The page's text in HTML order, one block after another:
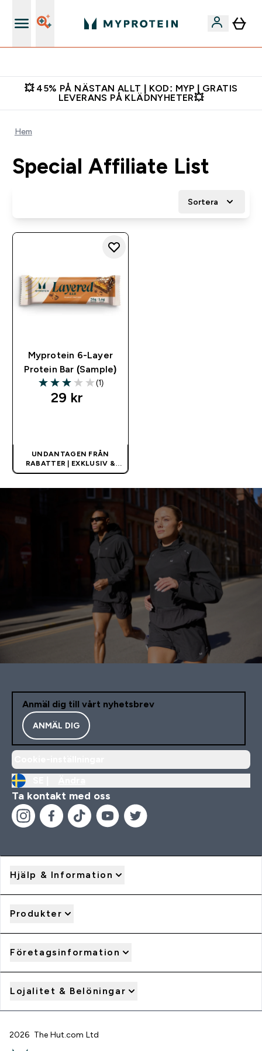
💥 45% PÅ NÄSTAN ALLT | KOD: MYP | GRATIS
LEVERANS PÅ KLÄDNYHETER💥
Hem
Special Affiliate List
Sortera
Myprotein 6-Layer
Protein Bar (Sample)
3 out of 5 stars
(1)
29 kr‎
UNDANTAGEN FRÅN
RABATTER | EXKLUSIV &
BEGRÄNSAD
Anmäl dig till vårt nyhetsbrev
ANMÄL DIG
Ta kontakt med oss
Hjälp & Information
Produkter
Företagsinformation
Lojalitet & Belöningar
2026 The Hut.com Ltd